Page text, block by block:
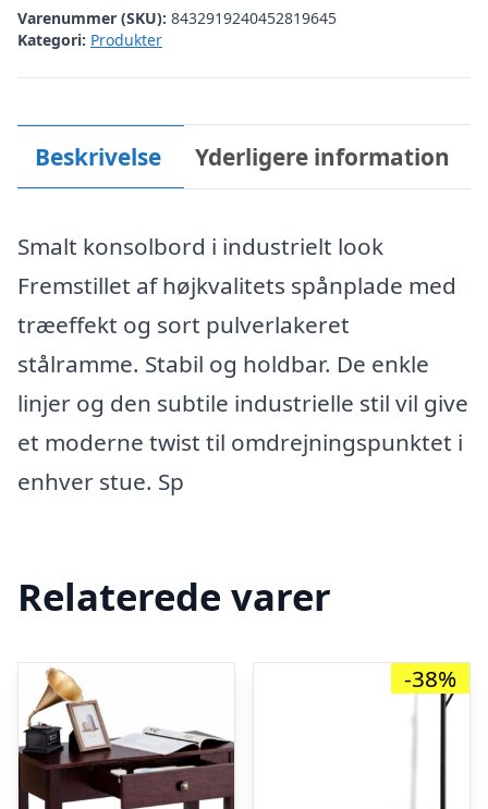
Varenummer (SKU): 8432919240452819645
Kategori: Produkter
Beskrivelse Yderligere information
Smalt konsolbord i industrielt look
Fremstillet af højkvalitets spånplade med
træeffekt og sort pulverlakeret
stålramme. Stabil og holdbar. De enkle
linjer og den subtile industrielle stil vil give
et moderne twist til omdrejningspunktet i
enhver stue. Sp
Relaterede varer
-38%